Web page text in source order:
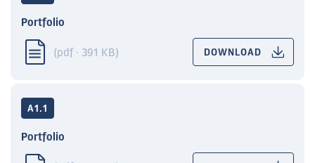
Portfolio
(pdf · 391 KB) DOWNLOAD
A1.1
Portfolio